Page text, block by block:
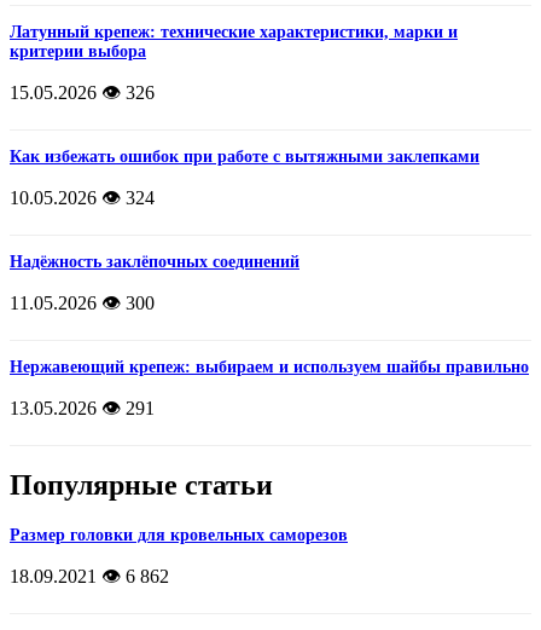
Латунный крепеж: технические характеристики, марки и
критерии выбора
15.05.2026 👁️ 326
Как избежать ошибок при работе с вытяжными заклепками
10.05.2026 👁️ 324
Надёжность заклёпочных соединений
11.05.2026 👁️ 300
Нержавеющий крепеж: выбираем и используем шайбы правильно
13.05.2026 👁️ 291
Популярные статьи
Размер головки для кровельных саморезов
18.09.2021 👁️ 6 862